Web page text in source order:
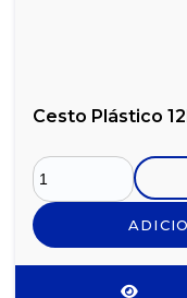
Cesto Plástico